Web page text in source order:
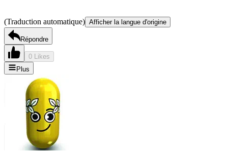
(Traduction automatique) Afficher la langue d'origine
Répondre
0 Likes
Plus